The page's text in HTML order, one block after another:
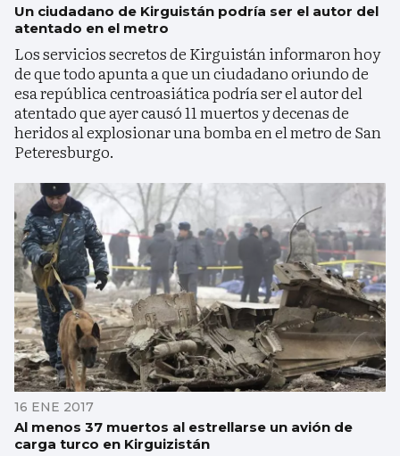
Un ciudadano de Kirguistán podría ser el autor del
atentado en el metro
Los servicios secretos de Kirguistán informaron hoy
de que todo apunta a que un ciudadano oriundo de
esa república centroasiática podría ser el autor del
atentado que ayer causó 11 muertos y decenas de
heridos al explosionar una bomba en el metro de San
Peteresburgo.
16 ENE 2017
Al menos 37 muertos al estrellarse un avión de
carga turco en Kirguizistán